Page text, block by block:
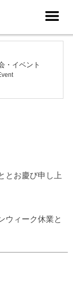
・イベント
とお慶び申し上
ウィーク休業と